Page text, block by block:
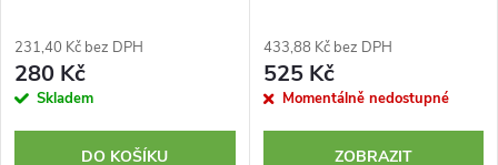
231,40 Kč bez DPH
280 Kč
Skladem
DO KOŠÍKU
433,88 Kč bez DPH
525 Kč
Momentálně nedostupné
ZOBRAZIT